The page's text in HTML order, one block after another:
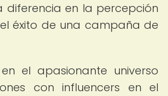
en la percepción
éxito de una campaña de
el apasionante universo
con influencers en el